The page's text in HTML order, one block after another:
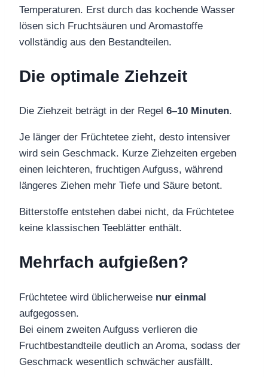
Temperaturen. Erst durch das kochende Wasser
lösen sich Fruchtsäuren und Aromastoffe
vollständig aus den Bestandteilen.
Die optimale Ziehzeit
Die Ziehzeit beträgt in der Regel 6–10 Minuten.
Je länger der Früchtetee zieht, desto intensiver
wird sein Geschmack. Kurze Ziehzeiten ergeben
einen leichteren, fruchtigen Aufguss, während
längeres Ziehen mehr Tiefe und Säure betont.
Bitterstoffe entstehen dabei nicht, da Früchtetee
keine klassischen Teeblätter enthält.
Mehrfach aufgießen?
Früchtetee wird üblicherweise nur einmal
aufgegossen.
Bei einem zweiten Aufguss verlieren die
Fruchtbestandteile deutlich an Aroma, sodass der
Geschmack wesentlich schwächer ausfällt.